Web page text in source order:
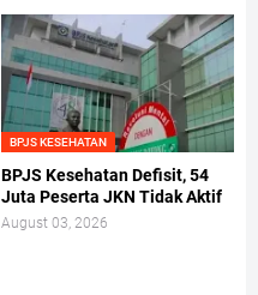
BPJS KESEHATAN
BPJS Kesehatan Defisit, 54
Juta Peserta JKN Tidak Aktif
August 03, 2026